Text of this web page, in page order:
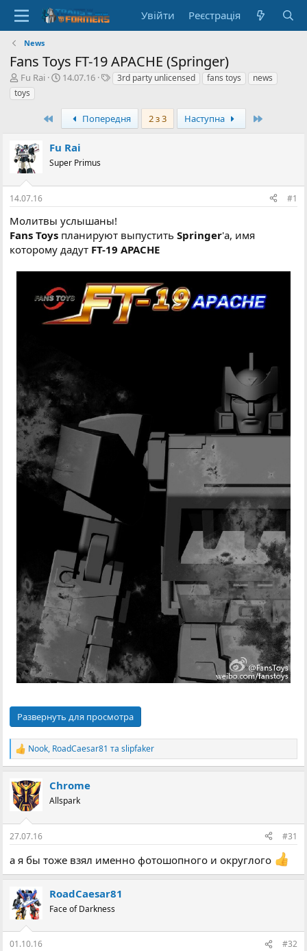
Увійти Реєстрація
News
Fans Toys FT-19 APACHE (Springer)
А
в
т
е
м
и
Fu Rai
Д
с
в
о
е
я
14.07.16
Т3rd party unlicensed fans toys
news
toys
ПершийПопередня 2 з 3 Наступна
Fu Rai
Super Primus
14.07.16 #1
Молитвы услышаны!
Fans Toys планируют выпуститьSpringer'а, имя
которому дадут FT-19 APACHE
Развернуть для просмотра
Р
е
к
ц
і
Nook, RoadCaesar81 таslipfaker
Chrome
Allspark
27.07.16 #31
а я бы тоже взял именно фотошопного и округлого
RoadCaesar81
Face of Darkness
01.10.16 #32